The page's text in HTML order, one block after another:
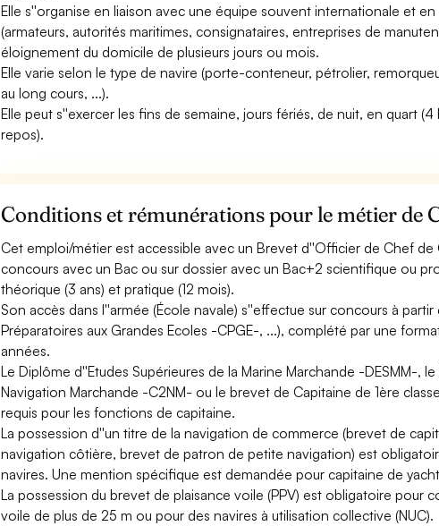
Elle s''organise en liaison avec une équipe souvent internationale et
(armateurs, autorités maritimes, consignataires, entreprises de
éloignement du domicile de plusieurs jours ou mois.
Elle varie selon le type de navire (porte-conteneur, pétrolier,
au long cours, ...).
Elle peut s''exercer les fins de semaine, jours fériés, de nuit, en quart
repos).
Conditions et rémunérations pour le métier de
Cet emploi/métier est accessible avec un Brevet d''Officier de Chef de
concours avec un Bac ou sur dossier avec un Bac+2 scientifique ou
théorique (3 ans) et pratique (12 mois).
Son accès dans l''armée (École navale) s''effectue sur concours à
Préparatoires aux Grandes Ecoles -CPGE-, ...), complété par une
années.
Le Diplôme d''Etudes Supérieures de la Marine Marchande -DESMM-,
Navigation Marchande -C2NM- ou le brevet de Capitaine de 1ère
requis pour les fonctions de capitaine.
La possession d''un titre de la navigation de commerce (brevet de
navigation côtière, brevet de patron de petite navigation) est
navires. Une mention spécifique est demandée pour capitaine de
La possession du brevet de plaisance voile (PPV) est obligatoire pour
voile de plus de 25 m ou pour des navires à utilisation collective (NUC).